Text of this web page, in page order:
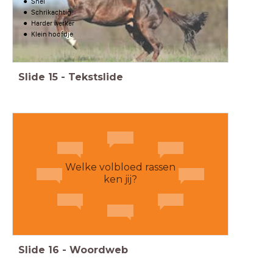
Schrikachtig
Harder werker
Klein hoofdje
Slide 15 - Tekstslide
Welke volbloed rassen
ken jij?
Slide 16 - Woordweb